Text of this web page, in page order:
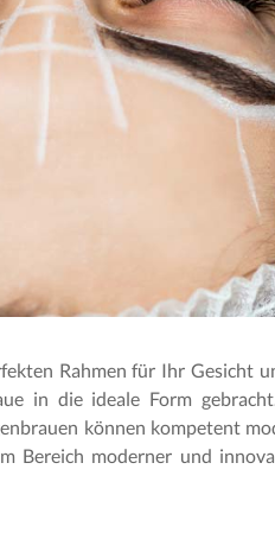
Rahmen für Ihr Gesicht
in die ideale Form
können kompetent
Bereich moderner und